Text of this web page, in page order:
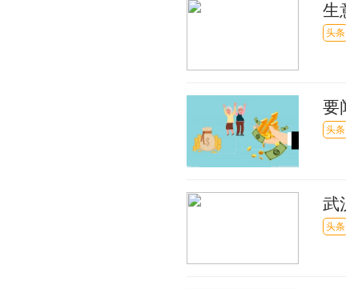
生
头条
要
注
头条
武
头条